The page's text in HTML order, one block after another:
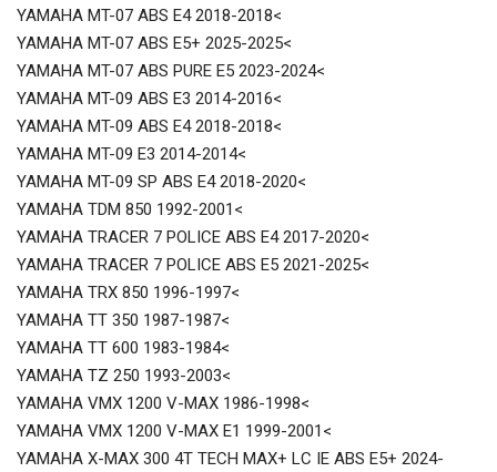
YAMAHA MT-07 ABS E4 2018-2018<
YAMAHA MT-07 ABS E5+ 2025-2025<
YAMAHA MT-07 ABS PURE E5 2023-2024<
YAMAHA MT-09 ABS E3 2014-2016<
YAMAHA MT-09 ABS E4 2018-2018<
YAMAHA MT-09 E3 2014-2014<
YAMAHA MT-09 SP ABS E4 2018-2020<
YAMAHA TDM 850 1992-2001<
YAMAHA TRACER 7 POLICE ABS E4 2017-2020<
YAMAHA TRACER 7 POLICE ABS E5 2021-2025<
YAMAHA TRX 850 1996-1997<
YAMAHA TT 350 1987-1987<
YAMAHA TT 600 1983-1984<
YAMAHA TZ 250 1993-2003<
YAMAHA VMX 1200 V-MAX 1986-1998<
YAMAHA VMX 1200 V-MAX E1 1999-2001<
YAMAHA X-MAX 300 4T TECH MAX+ LC IE ABS E5+ 2024-